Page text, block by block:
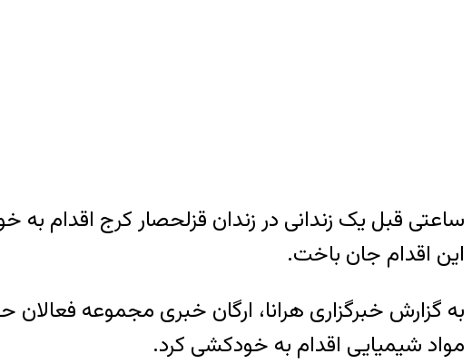
ساعتی قبل یک زندانی در زندان قزلحصار کرج اقدام به
این اقدام جان باخت.
مواد شیمیایی اقدام به خودکشی کرد.